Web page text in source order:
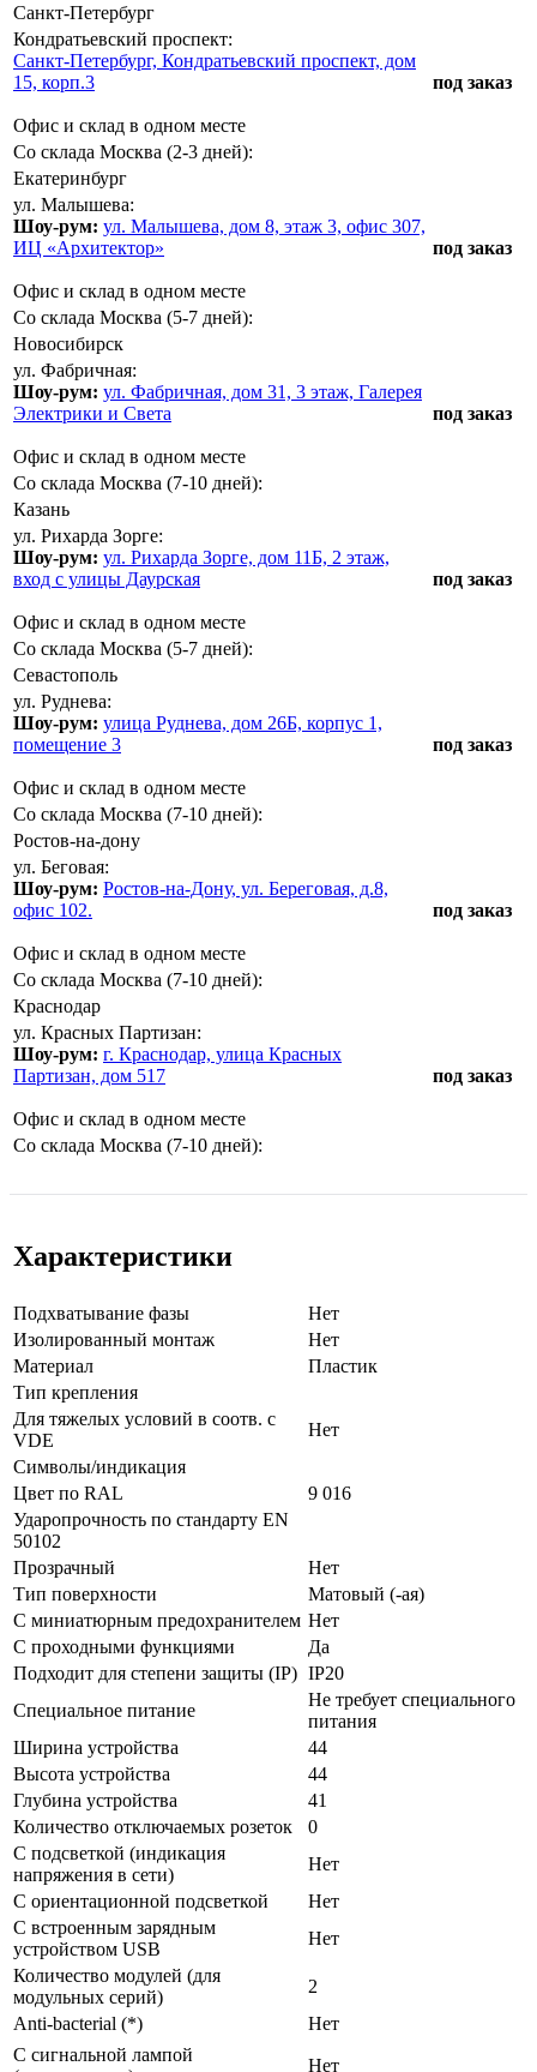
Санкт-Петербург
Кондратьевский проспект:
Санкт-Петербург, Кондратьевский проспект, дом
15, корп.3
Офис и склад в одном месте
под заказ
Со склада Москва (2-3 дней):
Екатеринбург
ул. Малышева:
Шоу-рум: ул. Малышева, дом 8, этаж 3, офис 307,
ИЦ «Архитектор»
Офис и склад в одном месте
под заказ
Со склада Москва (5-7 дней):
Новосибирск
ул. Фабричная:
Шоу-рум: ул. Фабричная, дом 31, 3 этаж, Галерея
Электрики и Света
Офис и склад в одном месте
под заказ
Со склада Москва (7-10 дней):
Казань
ул. Рихарда Зорге:
Шоу-рум: ул. Рихарда Зорге, дом 11Б, 2 этаж,
вход с улицы Даурская
Офис и склад в одном месте
под заказ
Со склада Москва (5-7 дней):
Севастополь
ул. Руднева:
Шоу-рум: улица Руднева, дом 26Б, корпус 1,
помещение 3
Офис и склад в одном месте
под заказ
Со склада Москва (7-10 дней):
Ростов-на-дону
ул. Беговая:
Шоу-рум: Ростов-на-Дону, ул. Береговая, д.8,
офис 102.
Офис и склад в одном месте
под заказ
Со склада Москва (7-10 дней):
Краснодар
ул. Красных Партизан:
Шоу-рум: г. Краснодар, улица Красных
Партизан, дом 517
Офис и склад в одном месте
под заказ
Со склада Москва (7-10 дней):
Характеристики
Подхватывание фазы
Нет
Изолированный монтаж
Нет
Материал
Пластик
Тип крепления
Для тяжелых условий в соотв. с
VDE
Нет
Символы/индикация
Цвет по RAL
9 016
Ударопрочность по стандарту EN
50102
Прозрачный
Нет
Тип поверхности
Матовый (-ая)
С миниатюрным предохранителем Нет
С проходными функциями
Да
Подходит для степени защиты (IP) IP20
Специальное питание
Не требует специального
питания
Ширина устройства
44
Высота устройства
44
Глубина устройства
41
Количество отключаемых розеток
0
С подсветкой (индикация
напряжения в сети)
Нет
С ориентационной подсветкой
Нет
С встроенным зарядным
устройством USB
Нет
Количество модулей (для
модульных серий)
2
Anti-bacterial (*)
Нет
С сигнальной лампой
Нет